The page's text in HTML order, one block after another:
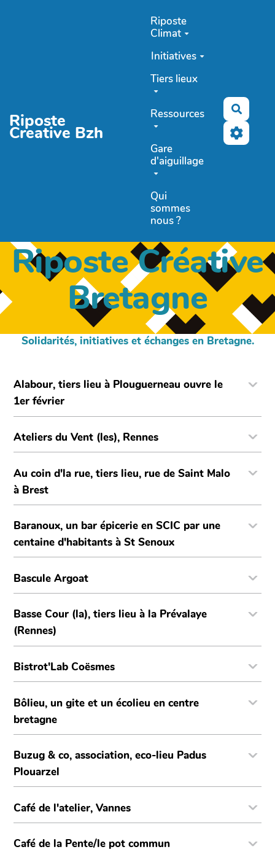
Riposte
Creative Bzh
Riposte
Climat
Initiatives
Tiers lieux
Ressources
Gare
d'aiguillage
Qui
sommes
nous ?
Riposte Créative
Bretagne
Solidarités, initiatives et échanges en Bretagne.
Alabour, tiers lieu à Plouguerneau ouvre le
1er février
Ateliers du Vent (les), Rennes
Au coin d'la rue, tiers lieu, rue de Saint Malo
à Brest
Baranoux, un bar épicerie en SCIC par une
centaine d'habitants à St Senoux
Bascule Argoat
Basse Cour (la), tiers lieu à la Prévalaye
(Rennes)
Bistrot'Lab Coësmes
Bôlieu, un gite et un écolieu en centre
bretagne
Buzug & co, association, eco-lieu Padus
Plouarzel
Café de l'atelier, Vannes
Café de la Pente/le pot commun